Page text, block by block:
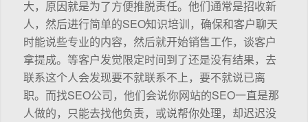
大，原因就是为了方便推脱责任。他们通常是招收新
人，然后进行简单的SEO知识培训，确保和客户聊天
时能说些专业的内容，然后就开始销售工作，谈客户
拿提成。等客户发觉限定时间到了还是没有结果，去
联系这个人会发现要不就联系不上，要不就说已离
职。而找SEO公司，他们会说你网站的SEO一直是那
人做的，只能去找他负责，或说帮你处理，却迟迟没